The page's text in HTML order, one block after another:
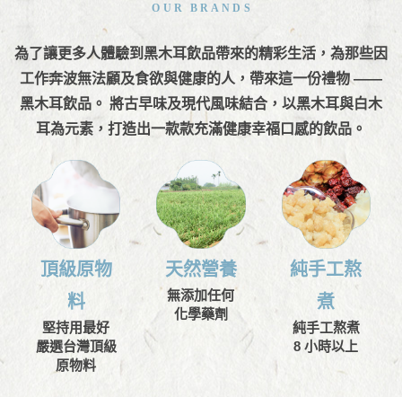
OUR BRANDS
為了讓更多人體驗到黑木耳飲品帶來的精彩生活，為那些因
工作奔波無法顧及食欲與健康的人，帶來這一份禮物 ——
黑木耳飲品。 將古早味及現代風味結合，以黑木耳與白木
耳為元素，打造出一款款充滿健康幸福口感的飲品。
頂級原物
料
堅持用最好
嚴選台灣頂級
原物料
天然營養
無添加任何
化學藥劑
純手工熬
煮
純手工熬煮
8 小時以上